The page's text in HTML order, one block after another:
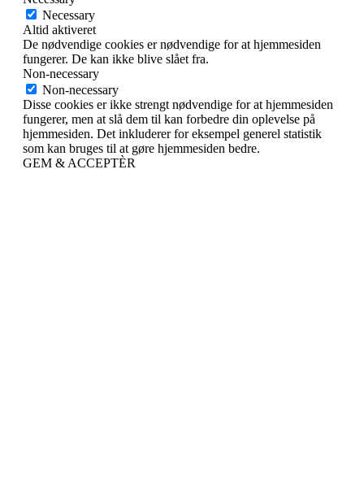
Necessary
Altid aktiveret
De nødvendige cookies er nødvendige for at hjemmesiden
fungerer. De kan ikke blive slået fra.
Non-necessary
Non-necessary
Disse cookies er ikke strengt nødvendige for at hjemmesiden
fungerer, men at slå dem til kan forbedre din oplevelse på
hjemmesiden. Det inkluderer for eksempel generel statistik
som kan bruges til at gøre hjemmesiden bedre.
GEM & ACCEPTÈR